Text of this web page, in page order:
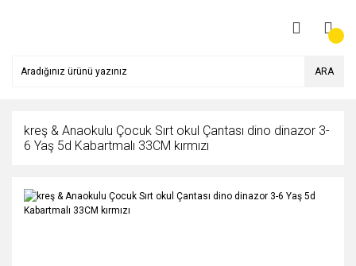
ARA
kreş & Anaokulu Çocuk Sırt okul Çantası dino dinazor 3-
6 Yaş 5d Kabartmalı 33CM kırmızı